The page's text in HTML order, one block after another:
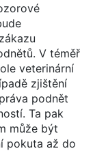
V téměř
veterinární
zjištění
podnět
Ta pak
může být
pokuta až do